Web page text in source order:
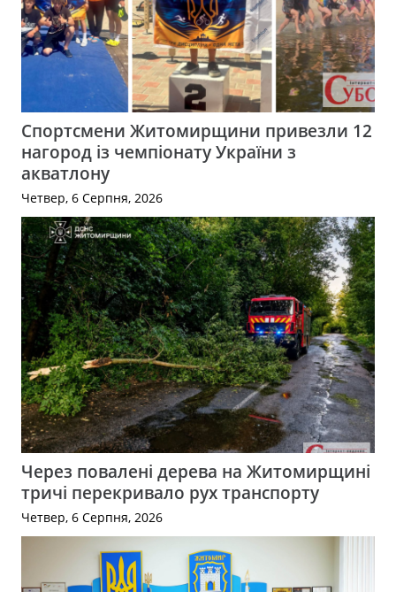
Спортсмени Житомирщини привезли 12
нагород із чемпіонату України з
акватлону
Четвер, 6 Серпня, 2026
Через повалені дерева на Житомирщині
тричі перекривало рух транспорту
Четвер, 6 Серпня, 2026